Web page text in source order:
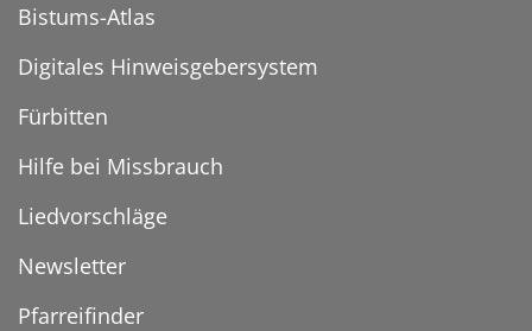
Bistums-Atlas
Digitales Hinweisgebersystem
Fürbitten
Hilfe bei Missbrauch
Liedvorschläge
Newsletter
Pfarreifinder